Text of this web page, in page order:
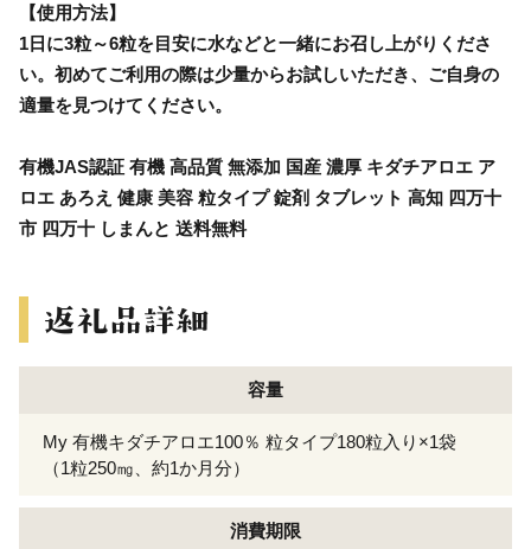
【使用方法】
1日に3粒～6粒を目安に水などと一緒にお召し上がりくださ
い。初めてご利用の際は少量からお試しいただき、ご自身の
適量を見つけてください。
有機JAS認証 有機 高品質 無添加 国産 濃厚 キダチアロエ ア
ロエ あろえ 健康 美容 粒タイプ 錠剤 タブレット 高知 四万十
市 四万十 しまんと 送料無料
容量
My 有機キダチアロエ100％ 粒タイプ180粒入り×1袋
（1粒250㎎、約1か月分）
消費期限